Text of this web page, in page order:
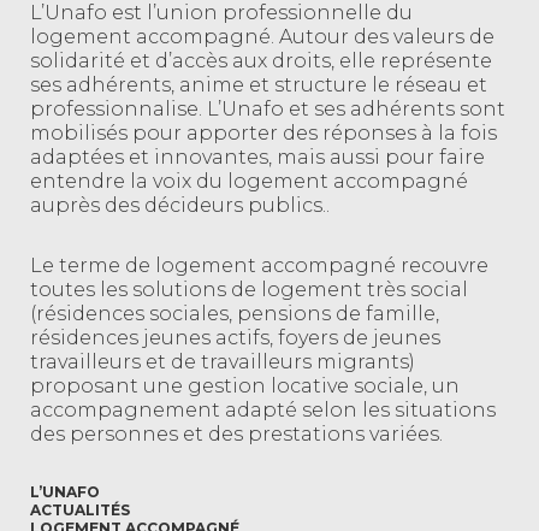
L’Unafo est l’union professionnelle du
logement accompagné. Autour des valeurs de
solidarité et d’accès aux droits, elle représente
ses adhérents, anime et structure le réseau et
professionnalise. L’Unafo et ses adhérents sont
mobilisés pour apporter des réponses à la fois
adaptées et innovantes, mais aussi pour faire
entendre la voix du logement accompagné
auprès des décideurs publics..
Le terme de logement accompagné recouvre
toutes les solutions de logement très social
(résidences sociales, pensions de famille,
résidences jeunes actifs, foyers de jeunes
travailleurs et de travailleurs migrants)
proposant une gestion locative sociale, un
accompagnement adapté selon les situations
des personnes et des prestations variées.
L’UNAFO
ACTUALITÉS